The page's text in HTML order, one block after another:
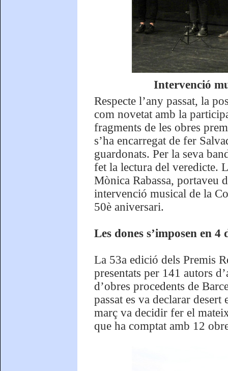
Intervenció
Respecte l’any passat, la
com novetat amb la
fragments de les obres
s’ha encarregat de fer
guardonats. Per la seva
fet la lectura del veredicte.
Mònica Rabassa, portaveu
intervenció musical de la
50è aniversari.
Les dones s’imposen en
La 53a edició dels Premis
presentats per 141 autors
d’obres procedents de
passat es va declarar
març va decidir fer el
que ha comptat amb 12